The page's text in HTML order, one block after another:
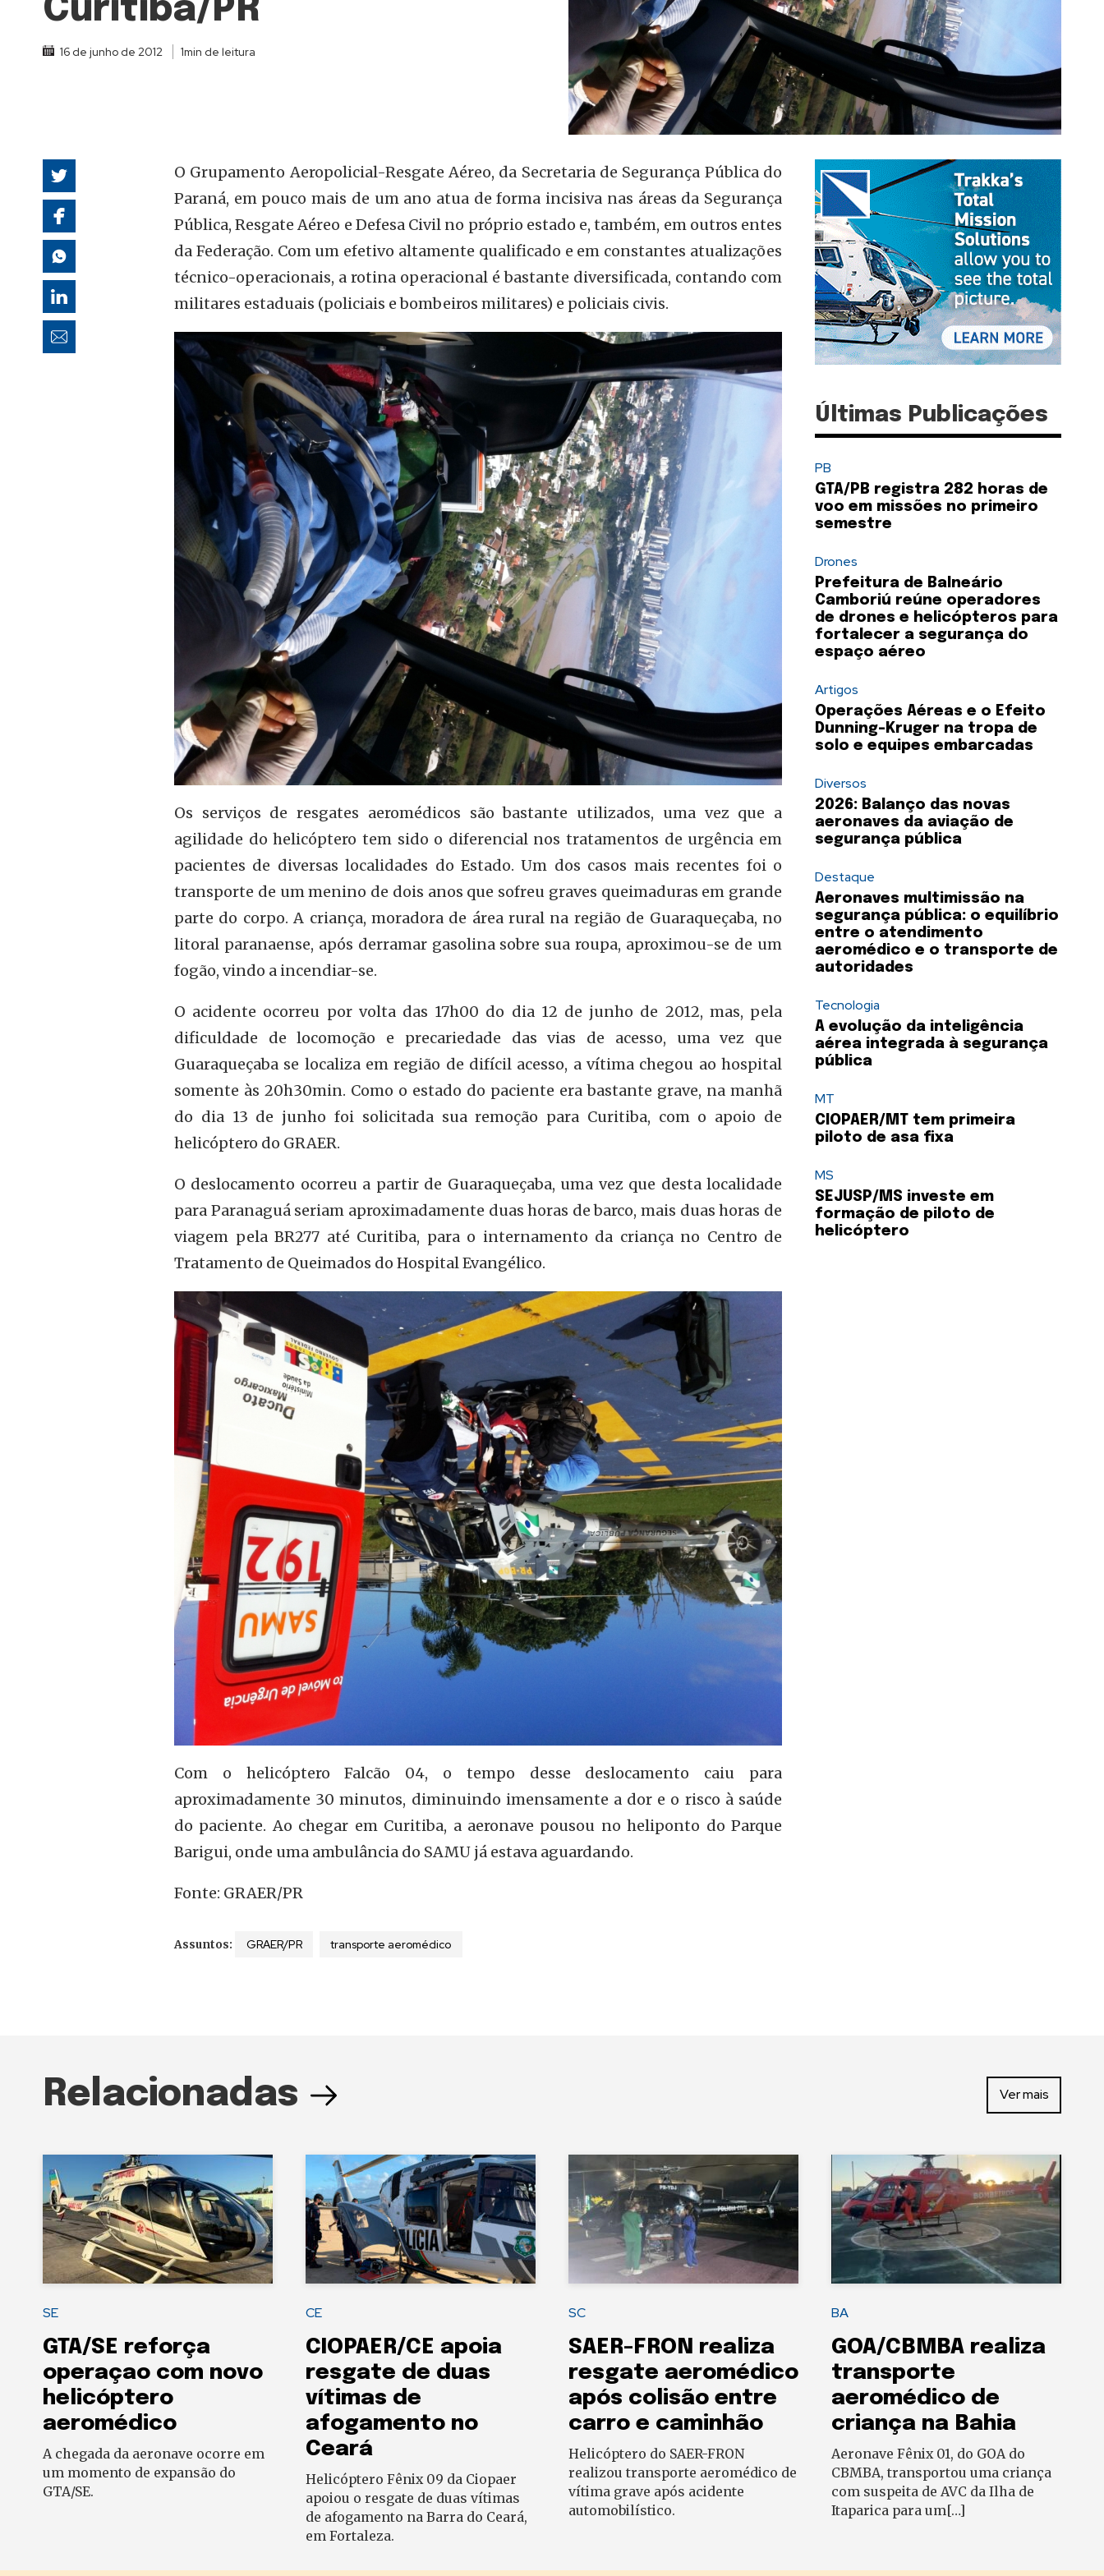
Curitiba/PR
16 de junho de 2012 1min de leitura
O Grupamento Aeropolicial-Resgate Aéreo, da Secretaria de Segurança Pública do
Paraná, em pouco mais de um ano atua de forma incisiva nas áreas da Segurança
Pública, Resgate Aéreo e Defesa Civil no próprio estado e, também, em outros entes
da Federação. Com um efetivo altamente qualificado e em constantes atualizações
técnico-operacionais, a rotina operacional é bastante diversificada, contando com
militares estaduais (policiais e bombeiros militares) e policiais civis.
Os serviços de resgates aeromédicos são bastante utilizados, uma vez que a
agilidade do helicóptero tem sido o diferencial nos tratamentos de urgência em
pacientes de diversas localidades do Estado. Um dos casos mais recentes foi o
transporte de um menino de dois anos que sofreu graves queimaduras em grande
parte do corpo. A criança, moradora de área rural na região de Guaraqueçaba, no
litoral paranaense, após derramar gasolina sobre sua roupa, aproximou-se de um
fogão, vindo a incendiar-se.
O acidente ocorreu por volta das 17h00 do dia 12 de junho de 2012, mas, pela
dificuldade de locomoção e precariedade das vias de acesso, uma vez que
Guaraqueçaba se localiza em região de difícil acesso, a vítima chegou ao hospital
somente às 20h30min. Como o estado do paciente era bastante grave, na manhã
do dia 13 de junho foi solicitada sua remoção para Curitiba, com o apoio de
helicóptero do GRAER.
O deslocamento ocorreu a partir de Guaraqueçaba, uma vez que desta localidade
para Paranaguá seriam aproximadamente duas horas de barco, mais duas horas de
viagem pela BR277 até Curitiba, para o internamento da criança no Centro de
Tratamento de Queimados do Hospital Evangélico.
Com o helicóptero Falcão 04, o tempo desse deslocamento caiu para
aproximadamente 30 minutos, diminuindo imensamente a dor e o risco à saúde
do paciente. Ao chegar em Curitiba, a aeronave pousou no heliponto do Parque
Barigui, onde uma ambulância do SAMU já estava aguardando.
Fonte: GRAER/PR
Assuntos: GRAER/PR transporte aeromédico
Últimas Publicações
PB
GTA/PB registra 282 horas de
voo em missões no primeiro
semestre
Drones
Prefeitura de Balneário
Camboriú reúne operadores
de drones e helicópteros para
fortalecer a segurança do
espaço aéreo
Artigos
Operações Aéreas e o Efeito
Dunning-Kruger na tropa de
solo e equipes embarcadas
Diversos
2026: Balanço das novas
aeronaves da aviação de
segurança pública
Destaque
Aeronaves multimissão na
segurança pública: o equilíbrio
entre o atendimento
aeromédico e o transporte de
autoridades
Tecnologia
A evolução da inteligência
aérea integrada à segurança
pública
MT
CIOPAER/MT tem primeira
piloto de asa fixa
MS
SEJUSP/MS investe em
formação de piloto de
helicóptero
Relacionadas Ver mais
SE
GTA/SE reforça
operaçao com novo
helicóptero
aeromédico
A chegada da aeronave ocorre em
um momento de expansão do
GTA/SE.
CE
CIOPAER/CE apoia
resgate de duas
vítimas de
afogamento no
Ceará
Helicóptero Fênix 09 da Ciopaer
apoiou o resgate de duas vítimas
de afogamento na Barra do Ceará,
em Fortaleza.
SC
SAER-FRON realiza
resgate aeromédico
após colisão entre
carro e caminhão
Helicóptero do SAER-FRON
realizou transporte aeromédico de
vítima grave após acidente
automobilístico.
BA
GOA/CBMBA realiza
transporte
aeromédico de
criança na Bahia
Aeronave Fênix 01, do GOA do
CBMBA, transportou uma criança
com suspeita de AVC da Ilha de
Itaparica para um[…]